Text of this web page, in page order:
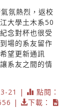
氛熱烈，返校
大學土木系50
念對杯也很受
場的系友留作
望更新通訊
系友之間的情
21 |
點閱：
|
下載：